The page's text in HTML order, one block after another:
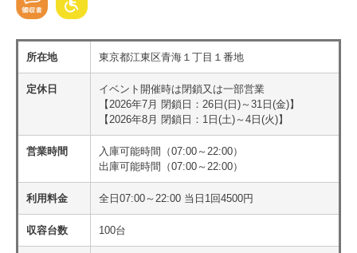
所在地 東京都江東区青海１丁目１番地
定休日
イベント開催時は閉鎖又は一部営業
【2026年7月 閉鎖日：26日(日)～31日(金)】
【2026年8月 閉鎖日：1日(土)～4日(火)】
営業時間
入庫可能時間（07:00～22:00）
出庫可能時間（07:00～22:00）
利用料金 全日07:00～22:00 当日1回4500円
収容台数 100台